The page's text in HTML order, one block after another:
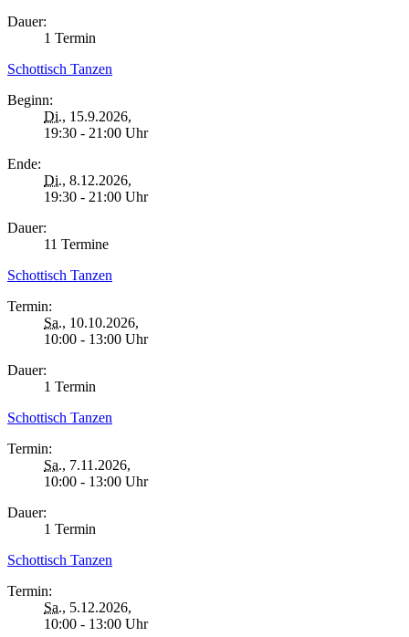
Dauer:
1 Termin
Schottisch Tanzen
Beginn:
Di., 15.9.2026,
19:30 - 21:00 Uhr
Ende:
Di., 8.12.2026,
19:30 - 21:00 Uhr
Dauer:
11 Termine
Schottisch Tanzen
Termin:
Sa., 10.10.2026,
10:00 - 13:00 Uhr
Dauer:
1 Termin
Schottisch Tanzen
Termin:
Sa., 7.11.2026,
10:00 - 13:00 Uhr
Dauer:
1 Termin
Schottisch Tanzen
Termin:
Sa., 5.12.2026,
10:00 - 13:00 Uhr